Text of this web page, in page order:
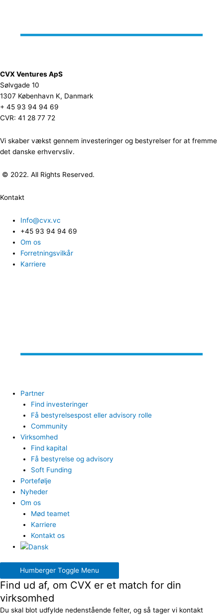
CVX Ventures ApS
Sølvgade 10
1307 København K, Danmark
+ 45 93 94 94 69
CVR: 41 28 77 72
Vi skaber vækst gennem investeringer og bestyrelser for at fremme
det danske erhvervsliv.
© 2022. All Rights Reserved.
Kontakt
Info@cvx.vc
+45 93 94 94 69
Om os
Forretningsvilkår
Karriere
Partner
Find investeringer
Få bestyrelsespost eller advisory rolle
Community
Virksomhed
Find kapital
Få bestyrelse og advisory
Soft Funding
Portefølje
Nyheder
Om os
Mød teamet
Karriere
Kontakt os
Humberger Toggle Menu
Find ud af, om CVX er et match for din
virksomhed
Du skal blot udfylde nedenstående felter, og så tager vi kontakt